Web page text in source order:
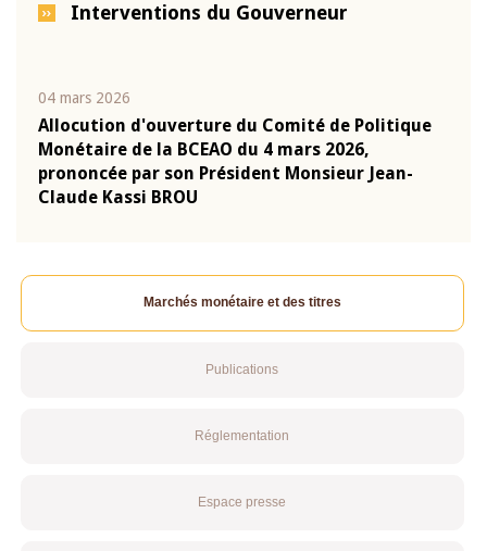
Interventions du Gouverneur
04 mars 2026
Allocution d'ouverture du Comité de Politique
Monétaire de la BCEAO du 4 mars 2026,
prononcée par son Président Monsieur Jean-
Claude Kassi BROU
Marchés monétaire et des titres
Publications
Réglementation
Espace presse